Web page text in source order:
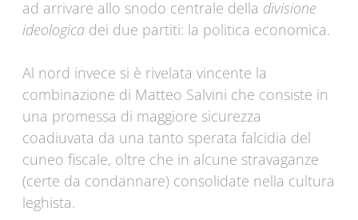
ad arrivare allo snodo centrale della divisione
ideologica dei due partiti: la politica economica.
Al nord invece si è rivelata vincente la
combinazione di Matteo Salvini che consiste in
una promessa di maggiore sicurezza
coadiuvata da una tanto sperata falcidia del
cuneo fiscale, oltre che in alcune stravaganze
(certe da condannare) consolidate nella cultura
leghista.